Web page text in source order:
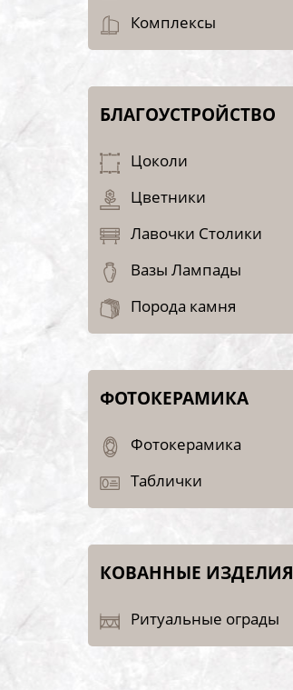
Комплексы
БЛАГОУСТРОЙСТВО
Цоколи
Цветники
Лавочки Столики
Вазы Лампады
Порода камня
ФОТОКЕРАМИКА
Фотокерамика
Таблички
КОВАННЫЕ ИЗДЕЛИЯ
Ритуальные ограды